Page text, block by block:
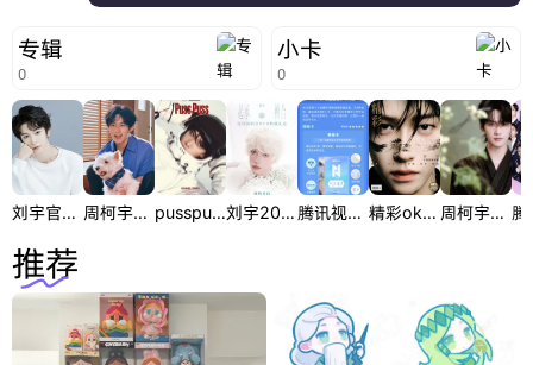
专辑
0
小卡
0
刘宇官方周边 周柯宇官方周边 pusspuss25刊周边 刘宇2024起承转合巡演DVD 腾讯视频毕业定格小卡 精彩ok开年刊杂志周边 周柯宇代言周边
推荐